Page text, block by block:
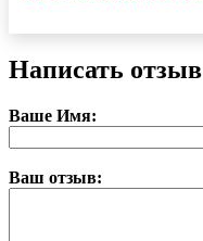
Написать отзыв
Ваше Имя:
Ваш отзыв: